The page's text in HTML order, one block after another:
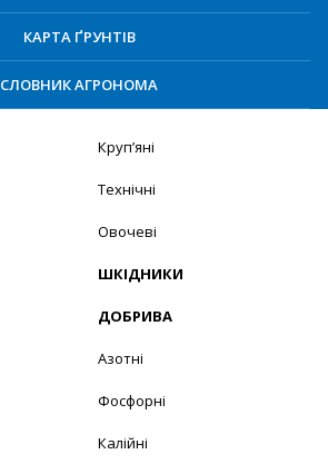
КАРТА ҐРУНТІВ
СЛОВНИК АГРОНОМА
Круп’яні
Технічні
Овочеві
ШКІДНИКИ
ДОБРИВА
Азотні
Фосфорні
Калійні